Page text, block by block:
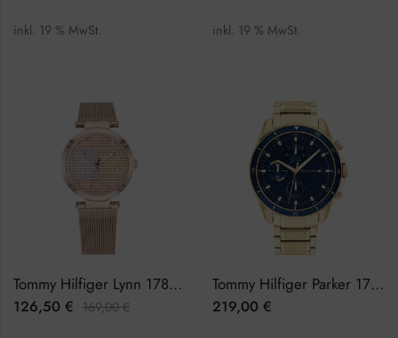
inkl. 19 % MwSt. inkl. 19 % MwSt.
Tommy Hilfiger Lynn 1781868 Damenuhr
126,50 € 169,00€
Tommy Hilfiger Parker 1791834 Herrenuhr
219,00 €